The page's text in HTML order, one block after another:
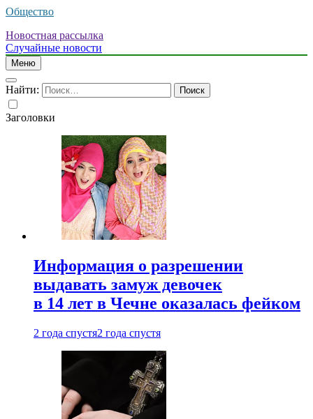
Общество
Новостная рассылка
Случайные новости
Меню
Найти:
Заголовки
Информация о разрешении
выдавать замуж девочек
в 14 лет в Чечне оказалась фейком
2 года спустя2 года спустя